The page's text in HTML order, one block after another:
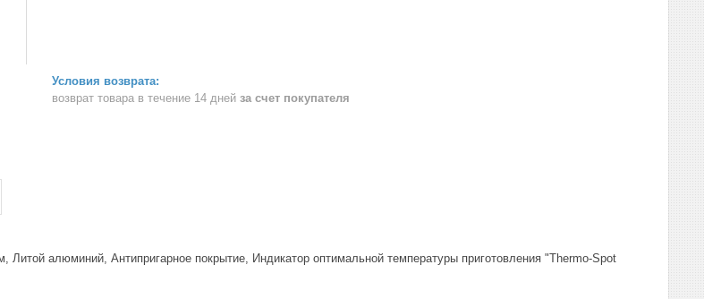
возврат товара в течение 14 дней за счет покупателя
Литой алюминий, Антипригарное покрытие, Индикатор оптимальной температуры приготовления "Thermo-Spot